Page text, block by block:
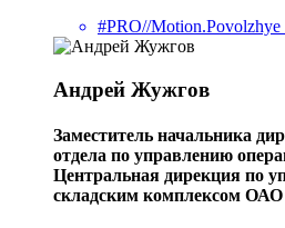
#PRO//Motion.Povolzhye
Андрей Жужгов
Заместитель начальника
отдела по управлению
Центральная дирекция по
складским комплексом